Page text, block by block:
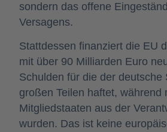
sondern das offene
Versagens.
Stattdessen finanziert die EU
mit über 90 Milliarden Euro
Schulden für die der deutsche
großen Teilen haftet, während
Mitgliedstaaten aus der
wurden. Das ist keine